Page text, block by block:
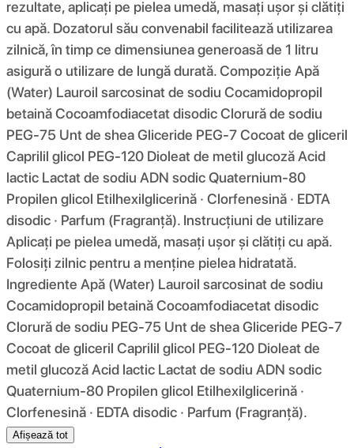
rezultate, aplicați pe pielea umedă, masați ușor și clătiți
cu apă. Dozatorul său convenabil facilitează utilizarea
zilnică, în timp ce dimensiunea generoasă de 1 litru
asigură o utilizare de lungă durată. Compoziţie Apă
(Water) Lauroil sarcosinat de sodiu Cocamidopropil
betaină Cocoamfodiacetat disodic Clorură de sodiu
PEG-75 Unt de shea Gliceride PEG-7 Cocoat de gliceril
Caprilil glicol PEG-120 Dioleat de metil glucoză Acid
lactic Lactat de sodiu ADN sodic Quaternium-80
Propilen glicol Etilhexilglicerină · Clorfenesină · EDTA
disodic · Parfum (Fragranță). Instrucțiuni de utilizare
Aplicați pe pielea umedă, masați ușor și clătiți cu apă.
Folosiți zilnic pentru a menține pielea hidratată.
Ingrediente Apă (Water) Lauroil sarcosinat de sodiu
Cocamidopropil betaină Cocoamfodiacetat disodic
Clorură de sodiu PEG-75 Unt de shea Gliceride PEG-7
Cocoat de gliceril Caprilil glicol PEG-120 Dioleat de
metil glucoză Acid lactic Lactat de sodiu ADN sodic
Quaternium-80 Propilen glicol Etilhexilglicerină ·
Clorfenesină · EDTA disodic · Parfum (Fragranță).
Afișează tot